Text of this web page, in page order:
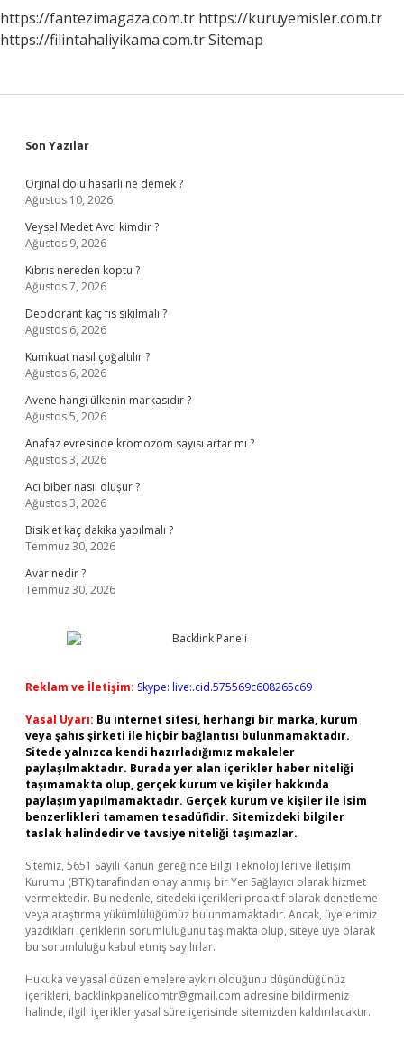
https://fantezimagaza.com.tr https://kuruyemisler.com.tr
https://filintahaliyikama.com.trSitemap
Sidebar
Son Yazılar
Orjinal dolu hasarlı ne demek ?
Ağustos 10, 2026
Veysel Medet Avcı kimdir ?
Ağustos 9, 2026
Kıbrıs nereden koptu ?
Ağustos 7, 2026
Deodorant kaç fıs sıkılmalı ?
Ağustos 6, 2026
Kumkuat nasıl çoğaltılır ?
Ağustos 6, 2026
Avene hangi ülkenin markasıdır ?
Ağustos 5, 2026
Anafaz evresinde kromozom sayısı artar mı ?
Ağustos 3, 2026
Acı biber nasıl oluşur ?
Ağustos 3, 2026
Bisiklet kaç dakika yapılmalı ?
Temmuz 30, 2026
Avar nedir ?
Temmuz 30, 2026
Reklam ve İletişim: Skype: live:.cid.575569c608265c69
Yasal Uyarı: Bu internet sitesi, herhangi bir marka, kurum
veya şahıs şirketi ile hiçbir bağlantısı bulunmamaktadır.
Sitede yalnızca kendi hazırladığımız makaleler
paylaşılmaktadır. Burada yer alan içerikler haber niteliği
taşımamakta olup, gerçek kurum ve kişiler hakkında
paylaşım yapılmamaktadır. Gerçek kurum ve kişiler ile isim
benzerlikleri tamamen tesadüfidir. Sitemizdeki bilgiler
taslak halindedir ve tavsiye niteliği taşımazlar.
Sitemiz, 5651 Sayılı Kanun gereğince Bilgi Teknolojileri ve İletişim
Kurumu (BTK) tarafından onaylanmış bir Yer Sağlayıcı olarak hizmet
vermektedir. Bu nedenle, sitedeki içerikleri proaktif olarak denetleme
veya araştırma yükümlülüğümüz bulunmamaktadır. Ancak, üyelerimiz
yazdıkları içeriklerin sorumluluğunu taşımakta olup, siteye üye olarak
bu sorumluluğu kabul etmiş sayılırlar.
Hukuka ve yasal düzenlemelere aykırı olduğunu düşündüğünüz
içerikleri, backlinkpanelicomtr@gmail.com adresine bildirmeniz
halinde, ilgili içerikler yasal süre içerisinde sitemizden kaldırılacaktır.